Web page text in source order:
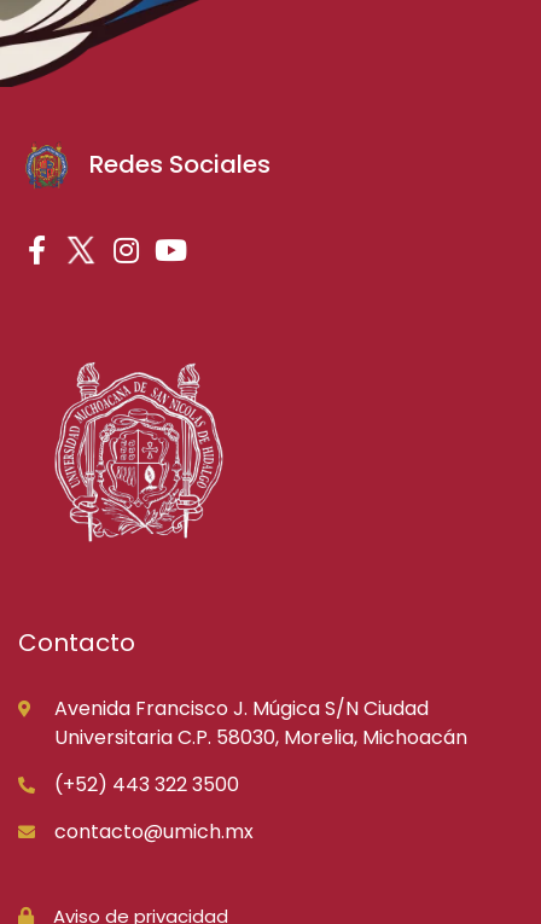
Redes Sociales
Contacto
Avenida Francisco J. Múgica S/N Ciudad
Universitaria C.P. 58030, Morelia, Michoacán
(+52) 443 322 3500
contacto@umich.mx
Aviso de privacidad